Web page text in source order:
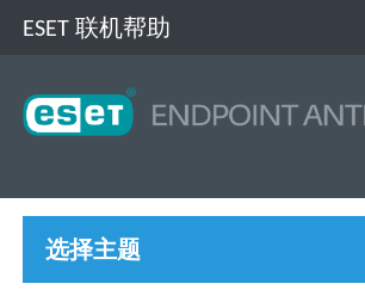
ESET 联机帮助
选择主题